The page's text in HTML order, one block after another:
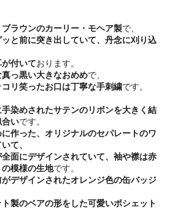
ラウンのカーリー・モヘア製で、
と前に突き出していて、丹念に刈り込
付いております。
っ黒い大きなおめめで、
リ笑ったお口は丁寧な手刺繍です。
染めされたサテンのリボンを大きく結
合いです。
作った、オリジナルのセパレートのワ
て、
面にデザインされていて、袖や襟は赤
模様の生地です。
デザインされたオレンジ色の缶バッジ
製のベアの形をした可愛いポシェット